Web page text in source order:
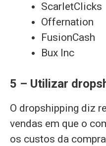
ScarletClicks
Offernation
FusionCash
Bux Inc
5 – Utilizar
O dropshipping diz
vendas em que o
os custos da